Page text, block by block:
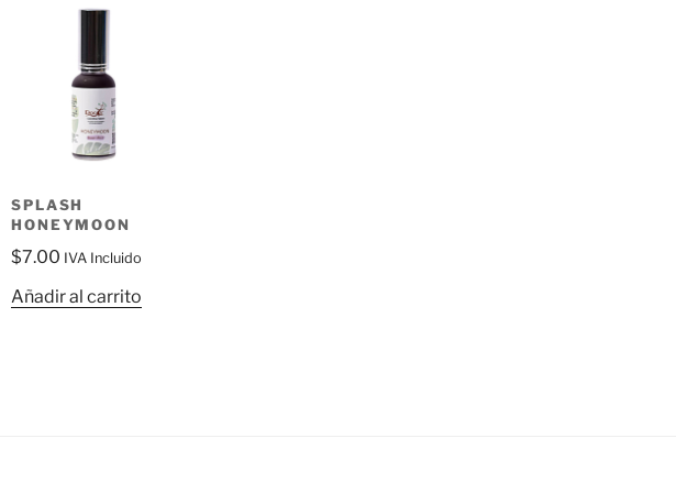
SPLASH
HONEYMOON
$7.00 IVA Incluido
Añadir al carrito